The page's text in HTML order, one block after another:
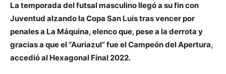
La temporada del futsal masculino llegó a su fin con
Juventud alzando la Copa San Luis tras vencer por
penales a La Máquina, elenco que, pese a la derrota y
gracias a que el “Auriazul” fue el Campeón del Apertura,
accedió al Hexagonal Final 2022.